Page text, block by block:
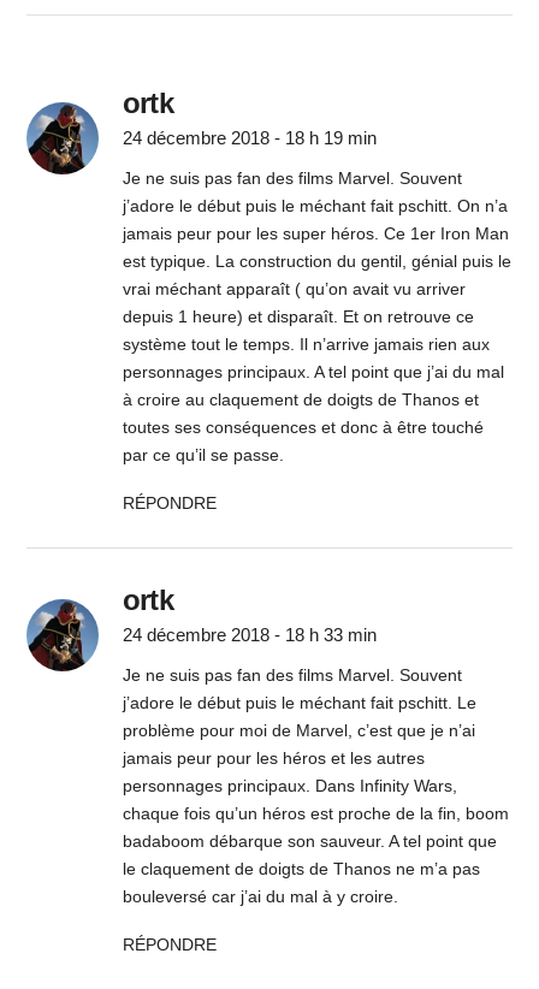
ortk
24 décembre 2018 - 18 h 19 min
Je ne suis pas fan des films Marvel. Souvent
j’adore le début puis le méchant fait pschitt. On n’a
jamais peur pour les super héros. Ce 1er Iron Man
est typique. La construction du gentil, génial puis le
vrai méchant apparaît ( qu’on avait vu arriver
depuis 1 heure) et disparaît. Et on retrouve ce
système tout le temps. Il n’arrive jamais rien aux
personnages principaux. A tel point que j’ai du mal
à croire au claquement de doigts de Thanos et
toutes ses conséquences et donc à être touché
par ce qu’il se passe.
RÉPONDRE
ortk
24 décembre 2018 - 18 h 33 min
Je ne suis pas fan des films Marvel. Souvent
j’adore le début puis le méchant fait pschitt. Le
problème pour moi de Marvel, c’est que je n’ai
jamais peur pour les héros et les autres
personnages principaux. Dans Infinity Wars,
chaque fois qu’un héros est proche de la fin, boom
badaboom débarque son sauveur. A tel point que
le claquement de doigts de Thanos ne m’a pas
bouleversé car j’ai du mal à y croire.
RÉPONDRE